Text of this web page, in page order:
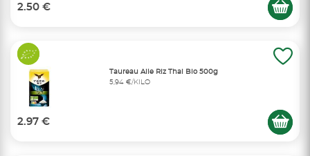
2.50 €
Taureau Aile Riz Thai Bio 500g
5,94 €/KILO
2.97 €